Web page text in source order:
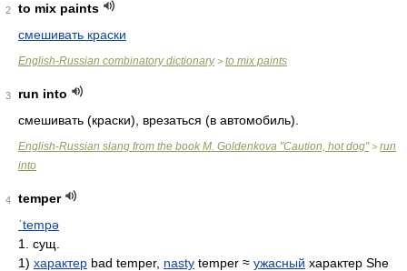
2
to mix paints
смешивать краски
English-Russian combinatory dictionary> to mix paints
3
run into
смешивать (краски), врезаться (в автомобиль).
English-Russian slang from the book M. Goldenkova "Caution, hot dog"> run
into
4
temper
ˈtempə
1. сущ.
1) характер bad temper, nasty temper ≈ ужасный характер She